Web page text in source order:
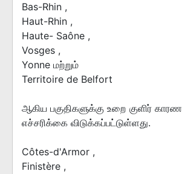
Bas-Rhin ,
Haut-Rhin ,
Haute- Saône ,
Vosges ,
Yonne மற்றும்
Territoire de Belfort
ஆகிய பகுதிகளுக்கு உறை குளிர்
எச்சரிக்கை விடுக்கப்பட்டுள்ளது.
Côtes-d'Armor ,
Finistère ,